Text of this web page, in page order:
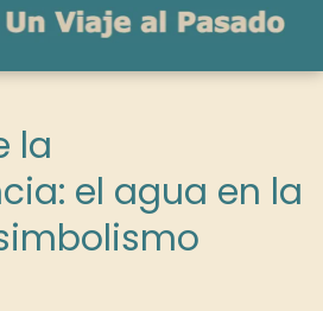
la
el agua en la